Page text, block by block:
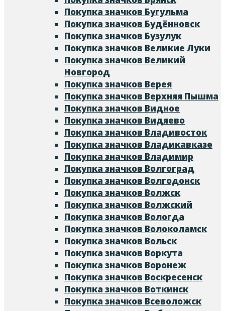
Покупка значков Бугульма
Покупка значков Будённовск
Покупка значков Бузулук
Покупка значков Великие Луки
Покупка значков Великий
Новгород
Покупка значков Верея
Покупка значков Верхняя Пышма
Покупка значков Видное
Покупка значков Видяево
Покупка значков Владивосток
Покупка значков Владикавказе
Покупка значков Владимир
Покупка значков Волгоград
Покупка значков Волгодонск
Покупка значков Волжск
Покупка значков Волжский
Покупка значков Вологда
Покупка значков Волоколамск
Покупка значков Вольск
Покупка значков Воркута
Покупка значков Воронеж
Покупка значков Воскресенск
Покупка значков Воткинск
Покупка значков Всеволожск